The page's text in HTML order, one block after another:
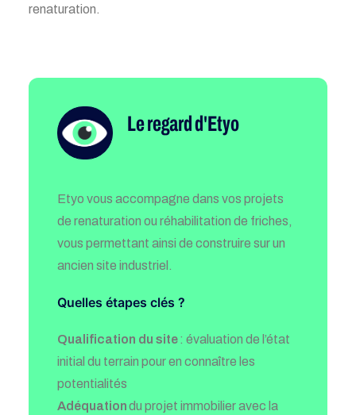
renaturation.
Le regard d'Etyo
Etyo vous accompagne dans vos projets
de renaturation ou réhabilitation de friches,
vous permettant ainsi de construire sur un
ancien site industriel.
Quelles étapes clés ?
Qualification du site: évaluation de l’état
initial du terrain pour en connaître les
potentialités
Adéquationdu projet immobilier avec la